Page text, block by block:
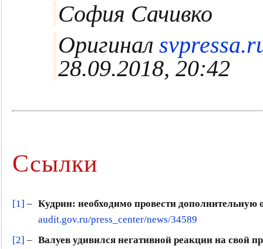
София Сачивко
Оригинал
28.09.2018, 20:42
Ссылки
[1] – Кудрин: необходимо провести
audit.gov.ru/press_center/news/34589
[2] – Валуев удивился негативной реакции на свой